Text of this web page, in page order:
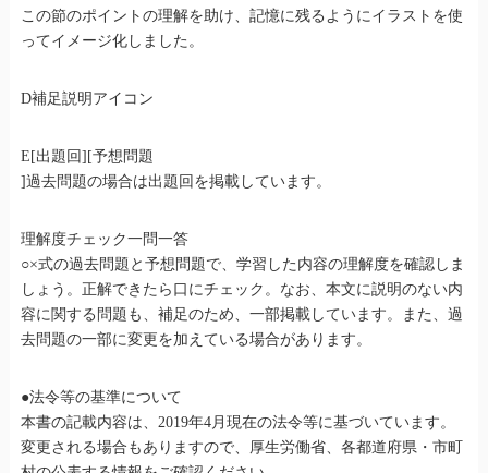
この節のポイントの理解を助け、記憶に残るようにイラストを使
ってイメージ化しました。
D補足説明アイコン
E[出題回][予想問題
]過去問題の場合は出題回を掲載しています。
理解度チェック一問一答
○×式の過去問題と予想問題で、学習した内容の理解度を確認しま
しょう。正解できたら口にチェック。なお、本文に説明のない内
容に関する問題も、補足のため、一部掲載しています。また、過
去問題の一部に変更を加えている場合があります。
●法令等の基準について
本書の記載内容は、2019年4月現在の法令等に基づいています。
変更される場合もありますので、厚生労働省、各都道府県・市町